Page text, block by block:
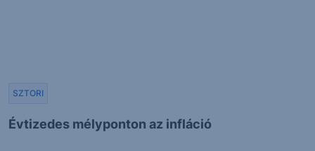
Évtizedes mélyponton az infláció
SZTORI